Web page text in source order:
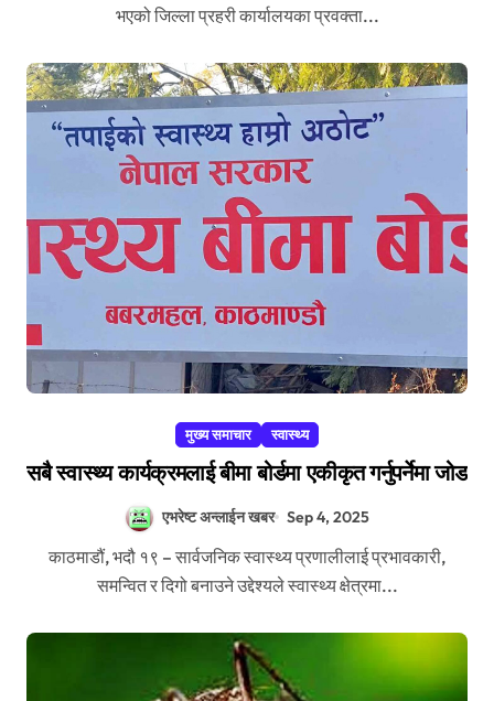
भएको जिल्ला प्रहरी कार्यालयका प्रवक्ता...
मुख्य समाचार स्वास्थ्य
सबै स्वास्थ्य कार्यक्रमलाई बीमा बोर्डमा एकीकृत गर्नुपर्नेमा जोड
एभरेष्ट अन्लाईन खबर Sep 4, 2025
काठमाडौं, भदौ १९ – सार्वजनिक स्वास्थ्य प्रणालीलाई प्रभावकारी,
समन्वित र दिगो बनाउने उद्देश्यले स्वास्थ्य क्षेत्रमा...